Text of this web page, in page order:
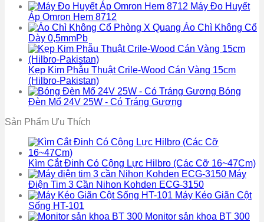
Máy Đo Huyết
Áp Omron Hem 8712
Áo Chì Không Cổ
Dày 0,5mmPb
Kẹp Kim Phẫu Thuật Crile-Wood Cán Vàng 15cm
(Hilbro-Pakistan)
Bóng
Đèn Mổ 24V 25W - Có Tráng Gương
Sản Phẩm Ưu Thích
Kìm Cắt Đinh Có Cộng Lực Hilbro (Các Cỡ 16~47Cm)
Máy
Điện Tim 3 Cần Nihon Kohden ECG-3150
Máy Kéo Giãn Cột
Sống HT-101
Monitor sản khoa BT 300